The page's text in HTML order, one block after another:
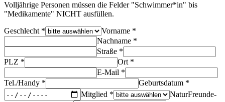
Volljährige Personen müssen die Felder "Schwimmer*in" bis
"Medikamente" NICHT ausfüllen.
Geschlecht *
Vorname *
Nachname *
Straße *
PLZ *
Ort *
E-Mail *
Tel./Handy *
Geburtsdatum *
Mitglied *
NaturFreunde-